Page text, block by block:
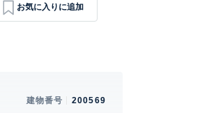
建物番号 200569